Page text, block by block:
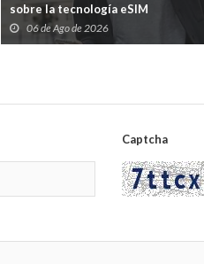
sobre la tecnología eSIM
06 de Ago de 2026
Captcha